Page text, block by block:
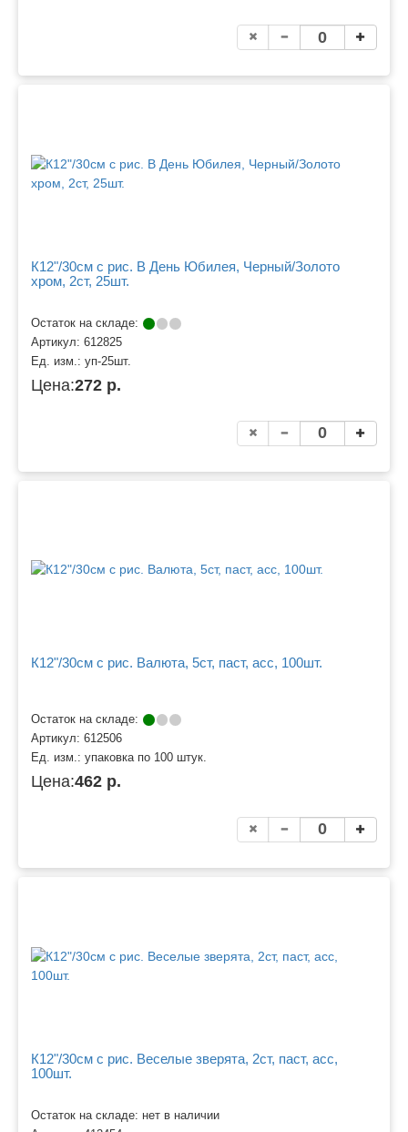
К12"/30см с рис. В День Юбилея, Черный/Золото
хром, 2ст, 25шт.
Остаток на складе:
Артикул: 612825
Ед. изм.: уп-25шт.
Цена:272 р.
К12"/30см с рис. Валюта, 5ст, паст, асс, 100шт.
Остаток на складе:
Артикул: 612506
Ед. изм.: упаковка по 100 штук.
Цена:462 р.
К12"/30см с рис. Веселые зверята, 2ст, паст, асс,
100шт.
Остаток на складе: нет в наличии